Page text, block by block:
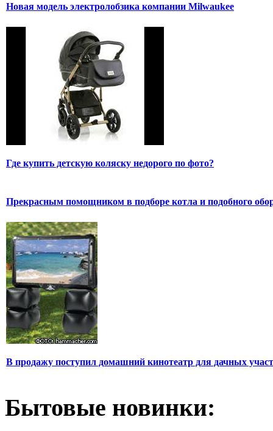
Новая модель электролобзика компании Milwaukee
Где купить детскую коляску недорого по фото?
Прекрасным помощником в подборе котла и подобного
В продажу поступил домашний кинотеатр для дачных
Бытовые новинки: